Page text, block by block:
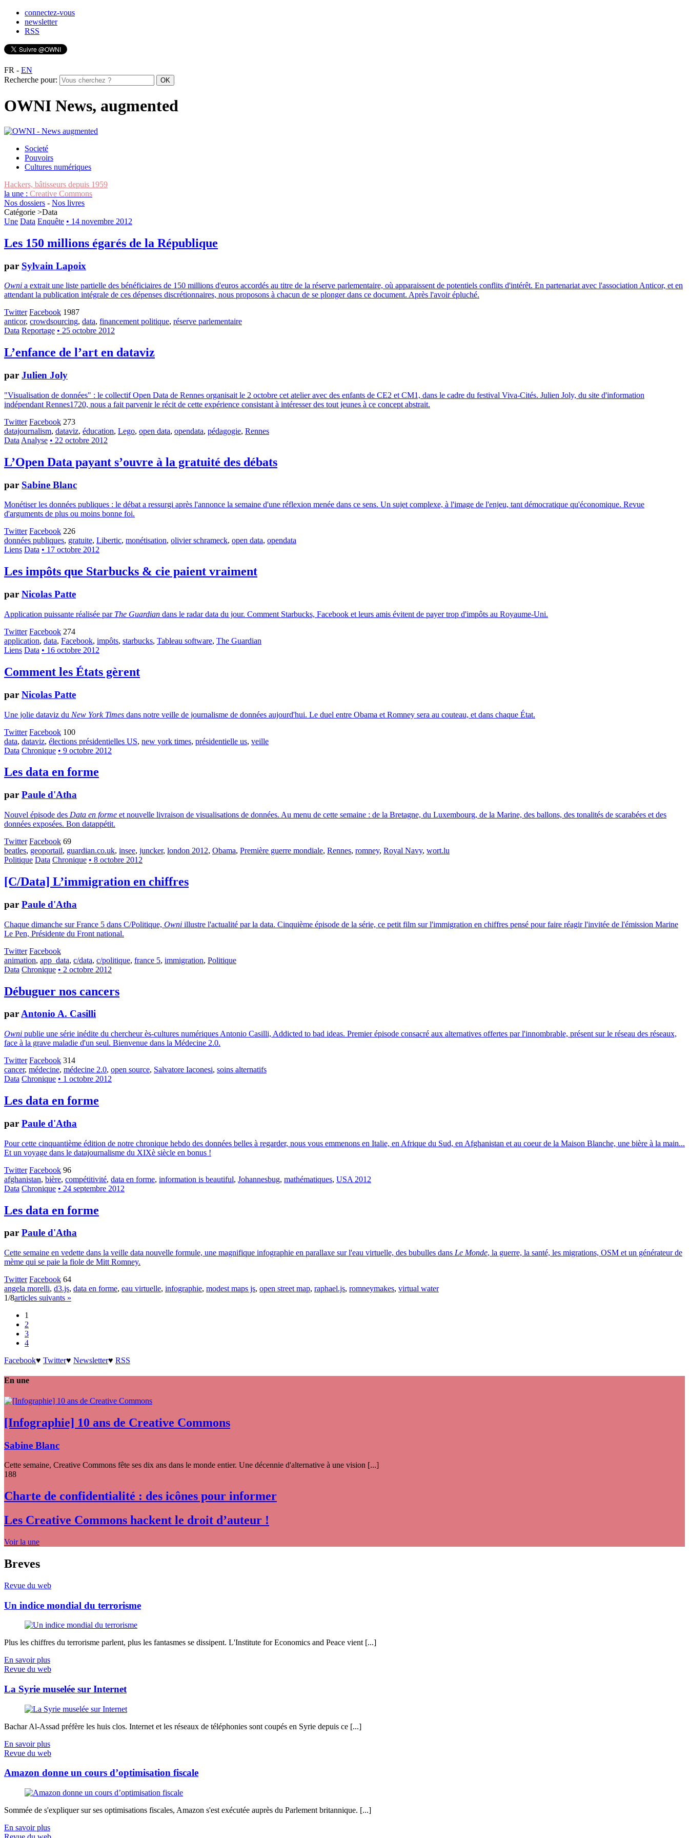
connectez-vous
newsletter
RSS
FR - EN
Recherche pour:
OWNI News, augmented
Societé
Pouvoirs
Cultures numériques
Hackers, bâtisseurs depuis 1959
la une : Creative Commons
Nos dossiers - Nos livres
Catégorie >Data
Une Data Enquête • 14 novembre 2012
Les 150 millions égarés de la République
par Sylvain Lapoix
Owni a extrait une liste partielle des bénéficiaires de 150 millions d'euros accordés au titre de la réserve parlementaire, où apparaissent de potentiels conflits d'intérêt. En partenariat avec l'association Anticor, et en
attendant la publication intégrale de ces dépenses discrétionnaires, nous proposons à chacun de se plonger dans ce document. Après l'avoir épluché.
Twitter Facebook 1987
anticor, crowdsourcing, data, financement politique, réserve parlementaire
Data Reportage • 25 octobre 2012
L’enfance de l’art en dataviz
par Julien Joly
"Visualisation de données" : le collectif Open Data de Rennes organisait le 2 octobre cet atelier avec des enfants de CE2 et CM1, dans le cadre du festival Viva-Cités. Julien Joly, du site d'information
indépendant Rennes1720, nous a fait parvenir le récit de cette expérience consistant à intéresser des tout jeunes à ce concept abstrait.
Twitter Facebook 273
datajournalism, dataviz, éducation, Lego, open data, opendata, pédagogie, Rennes
Data Analyse • 22 octobre 2012
L’Open Data payant s’ouvre à la gratuité des débats
par Sabine Blanc
Monétiser les données publiques : le débat a ressurgi après l'annonce la semaine d'une réflexion menée dans ce sens. Un sujet complexe, à l'image de l'enjeu, tant démocratique qu'économique. Revue
d'arguments de plus ou moins bonne foi.
Twitter Facebook 226
données publiques, gratuite, Libertic, monétisation, olivier schrameck, open data, opendata
Liens Data • 17 octobre 2012
Les impôts que Starbucks & cie paient vraiment
par Nicolas Patte
Application puissante réalisée par The Guardian dans le radar data du jour. Comment Starbucks, Facebook et leurs amis évitent de payer trop d'impôts au Royaume-Uni.
Twitter Facebook 274
application, data, Facebook, impôts, starbucks, Tableau software, The Guardian
Liens Data • 16 octobre 2012
Comment les États gèrent
par Nicolas Patte
Une jolie dataviz du New York Times dans notre veille de journalisme de données aujourd'hui. Le duel entre Obama et Romney sera au couteau, et dans chaque État.
Twitter Facebook 100
data, dataviz, élections présidentielles US, new york times, présidentielle us, veille
Data Chronique • 9 octobre 2012
Les data en forme
par Paule d'Atha
Nouvel épisode des Data en forme et nouvelle livraison de visualisations de données. Au menu de cette semaine : de la Bretagne, du Luxembourg, de la Marine, des ballons, des tonalités de scarabées et des
données exposées. Bon datappétit.
Twitter Facebook 69
beatles, geoportail, guardian.co.uk, insee, juncker, london 2012, Obama, Première guerre mondiale, Rennes, romney, Royal Navy, wort.lu
Politique Data Chronique • 8 octobre 2012
[C/Data] L’immigration en chiffres
par Paule d'Atha
Chaque dimanche sur France 5 dans C/Politique, Owni illustre l'actualité par la data. Cinquième épisode de la série, ce petit film sur l'immigration en chiffres pensé pour faire réagir l'invitée de l'émission Marine
Le Pen, Présidente du Front national.
Twitter Facebook
animation, app_data, c/data, c/politique, france 5, immigration, Politique
Data Chronique • 2 octobre 2012
Débuguer nos cancers
parAntonio A. Casilli
Owni publie une série inédite du chercheur ès-cultures numériques Antonio Casilli, Addicted to bad ideas. Premier épisode consacré aux alternatives offertes par l'innombrable, présent sur le réseau des réseaux,
face à la grave maladie d'un seul. Bienvenue dans la Médecine 2.0.
Twitter Facebook 314
cancer, médecine, médecine 2.0, open source, Salvatore Iaconesi, soins alternatifs
Data Chronique • 1 octobre 2012
Les data en forme
par Paule d'Atha
Pour cette cinquantième édition de notre chronique hebdo des données belles à regarder, nous vous emmenons en Italie, en Afrique du Sud, en Afghanistan et au coeur de la Maison Blanche, une bière à la main...
Et un voyage dans le datajournalisme du XIXè siècle en bonus !
Twitter Facebook 96
afghanistan, bière, compétitivité, data en forme, information is beautiful, Johannesbug, mathématiques, USA 2012
Data Chronique • 24 septembre 2012
Les data en forme
par Paule d'Atha
Cette semaine en vedette dans la veille data nouvelle formule, une magnifique infographie en parallaxe sur l'eau virtuelle, des bubulles dans Le Monde, la guerre, la santé, les migrations, OSM et un générateur de
mème qui se paie la fiole de Mitt Romney.
Twitter Facebook 64
angela morelli, d3.js, data en forme, eau virtuelle, infographie, modest maps js, open street map, raphael.js, romneymakes, virtual water
1/8articles suivants »
1
2
3
4
Facebook♥ Twitter♥ Newsletter♥ RSS
En une
[Infographie] 10 ans de Creative Commons
Sabine Blanc
Cette semaine, Creative Commons fête ses dix ans dans le monde entier. Une décennie d'alternative à une vision [...]
188
Charte de confidentialité : des icônes pour informer
Les Creative Commons hackent le droit d’auteur !
Voir la une
Breves
Revue du web
Un indice mondial du terrorisme
Plus les chiffres du terrorisme parlent, plus les fantasmes se dissipent. L'Institute for Economics and Peace vient [...]
En savoir plus
Revue du web
La Syrie muselée sur Internet
Bachar Al-Assad préfère les huis clos. Internet et les réseaux de téléphonies sont coupés en Syrie depuis ce [...]
En savoir plus
Revue du web
Amazon donne un cours d’optimisation fiscale
Sommée de s'expliquer sur ses optimisations fiscales, Amazon s'est exécutée auprès du Parlement britannique. [...]
En savoir plus